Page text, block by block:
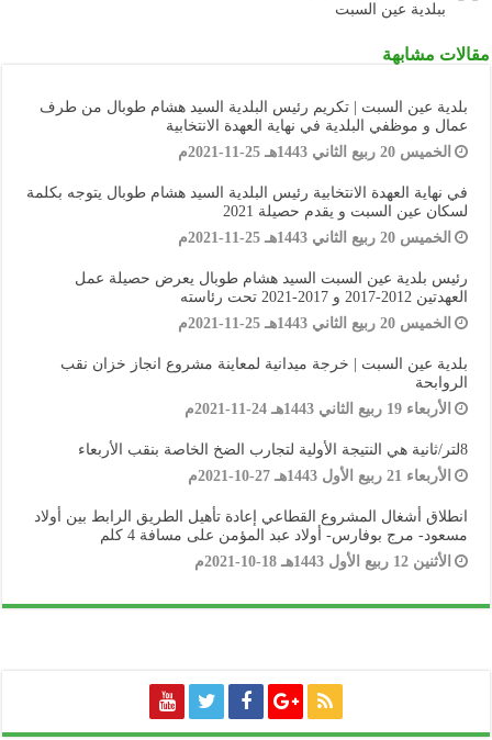
ببلدية عين السبت
مقالات مشابهة
بلدية عين السبت | تكريم رئيس البلدية السيد هشام طوبال من طرف
عمال و موظفي البلدية في نهاية العهدة الانتخابية
الخميس 20 ربيع الثاني 1443هـ 25-11-2021م
في نهاية العهدة الانتخابية رئيس البلدية السيد هشام طوبال يتوجه بكلمة
لسكان عين السبت و يقدم حصيلة 2021
الخميس 20 ربيع الثاني 1443هـ 25-11-2021م
رئيس بلدية عين السبت السيد هشام طوبال يعرض حصيلة عمل
العهدتين 2012-2017 و 2017-2021 تحت رئاسته
الخميس 20 ربيع الثاني 1443هـ 25-11-2021م
بلدية عين السبت | خرجة ميدانية لمعاينة مشروع انجاز خزان نقب
الروابحة
الأربعاء 19 ربيع الثاني 1443هـ 24-11-2021م
8لتر/ثانية هي النتيجة الأولية لتجارب الضخ الخاصة بنقب الأربعاء
الأربعاء 21 ربيع الأول 1443هـ 27-10-2021م
انطلاق أشغال المشروع القطاعي إعادة تأهيل الطريق الرابط بين أولاد
مسعود- مرج بوفارس- أولاد عبد المؤمن على مسافة 4 كلم
الأثنين 12 ربيع الأول 1443هـ 18-10-2021م